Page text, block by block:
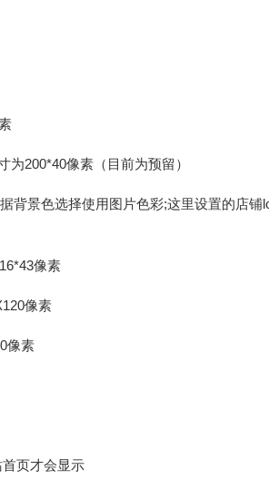
200*40像素（目前为预留）
背景色选择使用图片色彩;这里设置的店铺
像素
像素
像素
页才会显示